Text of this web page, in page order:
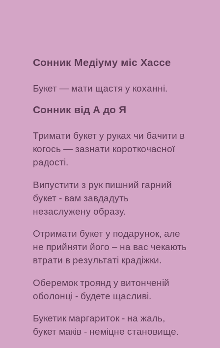
Сонник Медіуму міс Хассе
Букет — мати щастя у коханні.
Сонник від А до Я
Тримати букет у руках чи бачити в
когось — зазнати короткочасної
радості.
Випустити з рук пишний гарний
букет - вам завдадуть
незаслужену образу.
Отримати букет у подарунок, але
не прийняти його – на вас чекають
втрати в результаті крадіжки.
Оберемок троянд у витонченій
оболонці - будете щасливі.
Букетик маргариток - на жаль,
букет маків - неміцне становище.